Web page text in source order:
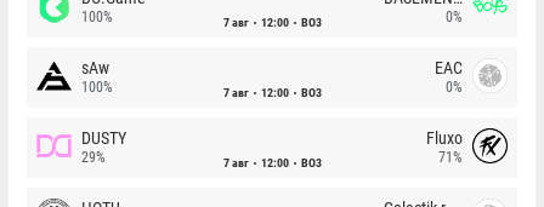
100% 7 авг 12:00 BO3 0%
sAw
100% 7 авг 12:00 BO3
EAC
0%
DUSTY
29% 7 авг 12:00 BO3
Fluxo
71%